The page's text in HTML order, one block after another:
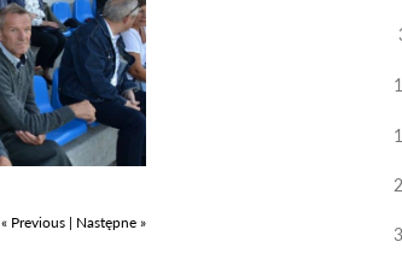
« Previous | Następne »